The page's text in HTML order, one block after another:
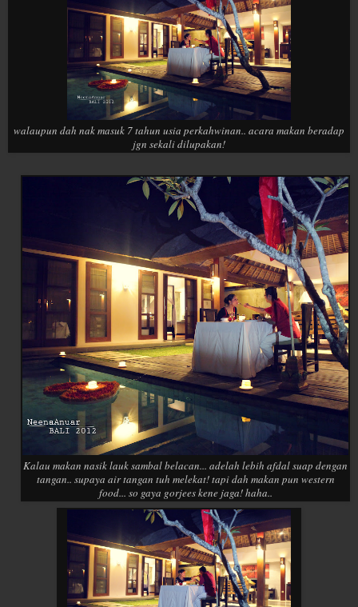
walaupun dah nak masuk 7 tahun usia perkahwinan.. acara makan beradap
jgn sekali dilupakan!
Kalau makan nasik lauk sambal belacan... adelah lebih afdal suap dengan
tangan.. supaya air tangan tuh melekat! tapi dah makan pun western
food... so gaya gorjees kene jaga! haha..